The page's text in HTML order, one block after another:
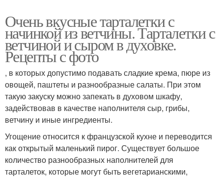
Очень вкусные тарталетки с
начинкой из ветчины. Тарталетки с
ветчиной и сыром в духовке.
Рецепты с фото
, в которых допустимо подавать сладкие крема, пюре из
овощей, паштеты и разнообразные салаты. При этом
такую закуску можно запекать в духовом шкафу,
задействовав в качестве наполнителя сыр, грибы,
ветчину и иные ингредиенты.
Угощение относится к французской кухне и переводится
как открытый маленький пирог. Существует большое
количество разнообразных наполнителей для
тарталеток, которые могут быть вегетарианскими,